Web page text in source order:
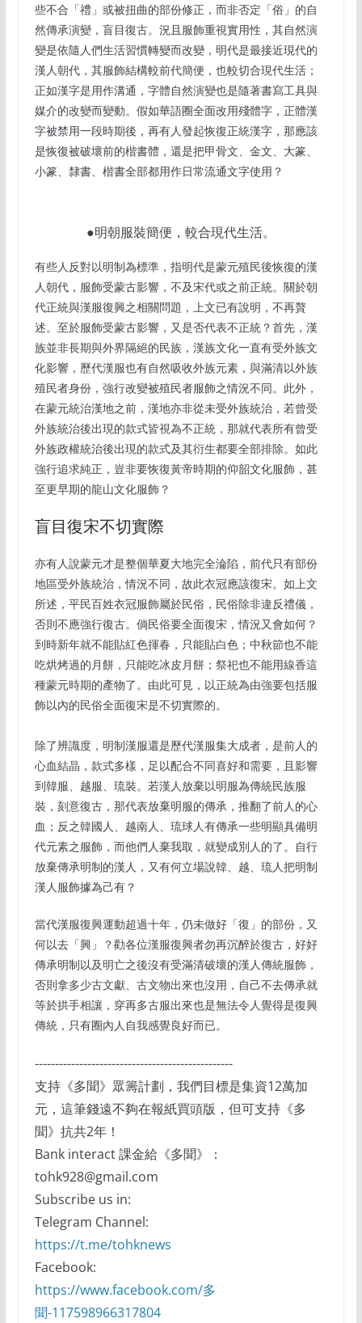
些不合「禮」或被扭曲的部份修正，而非否定「俗」的自
然傳承演變，盲目復古。況且服飾重視實用性，其自然演
變是依隨人們生活習慣轉變而改變，明代是最接近現代的
漢人朝代，其服飾結構較前代簡便，也較切合現代生活；
正如漢字是用作溝通，字體自然演變也是隨著書寫工具與
媒介的改變而變動。假如華語圈全面改用殘體字，正體漢
字被禁用一段時期後，再有人發起恢復正統漢字，那應該
是恢復被破壞前的楷書體，還是把甲骨文、金文、大篆、
小篆、隸書、楷書全部都用作日常流通文字使用？
●明朝服裝簡便，較合現代生活。
有些人反對以明制為標準，指明代是蒙元殖民後恢復的漢
人朝代，服飾受蒙古影響，不及宋代或之前正統。關於朝
代正統與漢服復興之相關問題，上文已有說明，不再贅
述。至於服飾受蒙古影響，又是否代表不正統？首先，漢
族並非長期與外界隔絕的民族，漢族文化一直有受外族文
化影響，歷代漢服也有自然吸收外族元素，與滿清以外族
殖民者身份，強行改變被殖民者服飾之情況不同。此外，
在蒙元統治漢地之前，漢地亦非從未受外族統治，若曾受
外族統治後出現的款式皆視為不正統，那就代表所有曾受
外族政權統治後出現的款式及其衍生都要全部排除。如此
強行追求純正，豈非要恢復黃帝時期的仰韶文化服飾，甚
至更早期的龍山文化服飾？
盲目復宋不切實際
亦有人說蒙元才是整個華夏大地完全淪陷，前代只有部份
地區受外族統治，情況不同，故此衣冠應該復宋。如上文
所述，平民百姓衣冠服飾屬於民俗，民俗除非違反禮儀，
否則不應強行復古。倘民俗要全面復宋，情況又會如何？
到時新年就不能貼紅色揮春，只能貼白色；中秋節也不能
吃烘烤過的月餅，只能吃冰皮月餅；祭祀也不能用線香這
種蒙元時期的產物了。由此可見，以正統為由強要包括服
飾以內的民俗全面復宋是不切實際的。
除了辨識度，明制漢服還是歷代漢服集大成者，是前人的
心血結晶，款式多樣，足以配合不同喜好和需要，且影響
到韓服、越服、琉裝。若漢人放棄以明服為傳統民族服
裝，刻意復古，那代表放棄明服的傳承，推翻了前人的心
血；反之韓國人、越南人、琉球人有傳承一些明顯具備明
代元素之服飾，而他們人棄我取，就變成別人的了。自行
放棄傳承明制的漢人，又有何立場說韓、越、琉人把明制
漢人服飾據為己有？
當代漢服復興運動超過十年，仍未做好「復」的部份，又
何以去「興」？勸各位漢服復興者勿再沉醉於復古，好好
傳承明制以及明亡之後沒有受滿清破壞的漢人傳統服飾，
否則拿多少古文獻、古文物出來也沒用，自己不去傳承就
等於拱手相讓，穿再多古服出來也是無法令人覺得是復興
傳統，只有圈內人自我感覺良好而已。
-------------------------------------------------
支持《多聞》眾籌計劃，我們目標是集資12萬加
元，這筆錢遠不夠在報紙買頭版，但可支持《多
聞》抗共2年！
Bank interact 課金給《多聞》：
tohk928@gmail.com
Subscribe us in:
Telegram Channel:
https://t.me/tohknews
Facebook:
https://www.facebook.com/多
聞-117598966317804